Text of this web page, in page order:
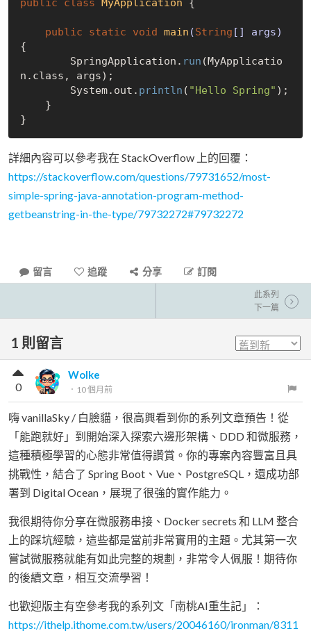
public
class MyApplication {
public static void main (String [] args)
{
        SpringApplication.
run (MyApplicatio
n.class, args);
        System.out.
println ( "Hello Spring" );
詳細內容可以參考我在 StackOverflow 上的回覆：
https://stackoverflow.com/questions/79731652/most-
simple-spring-java-annotation-program-method-
getbeanstring-in-the-type/79732272#79732272
留言 追蹤 分享 訂閱
此系列
下一篇
1 則留言
Wolke
． 10 個月前
0
嗨 vanillaSky / 白臉貓，很高興看到你的系列文章預告！從
「能跑就好」到開始深入探索六邊形架構、DDD 和微服務，
這種積極學習的心態非常值得讚賞。你的專案內容豐富且具
挑戰性，結合了 Spring Boot、Vue、PostgreSQL，還成功部
署到 Digital Ocean，展現了很強的實作能力。
我很期待你分享在微服務串接、Docker secrets 和 LLM 整合
上的踩坑經驗，這些都是當前非常實用的主題。尤其第一次
嘗試微服務就能有如此完整的規劃，非常令人佩服！期待你
的後續文章，相互交流學習！
也歡迎版主有空參考我的系列文「南桃AI重生記」：
https://ithelp.ithome.com.tw/users/20046160/ironman/8311